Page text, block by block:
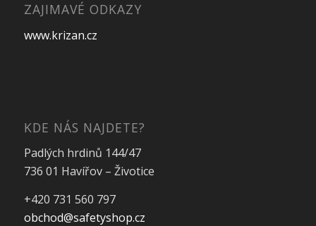
ZAJIMAVÉ ODKAZY
www.krizan.cz
KDE NÁS NAJDETE?
Padlých hrdinů 144/47
736 01 Havířov – Životice
+420 731 560 797
obchod@safetyshop.cz